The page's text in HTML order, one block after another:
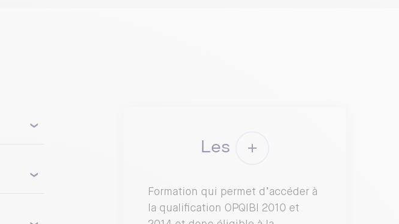
Les
Formation qui permet d’accéder à
la qualification OPQIBI 2010 et